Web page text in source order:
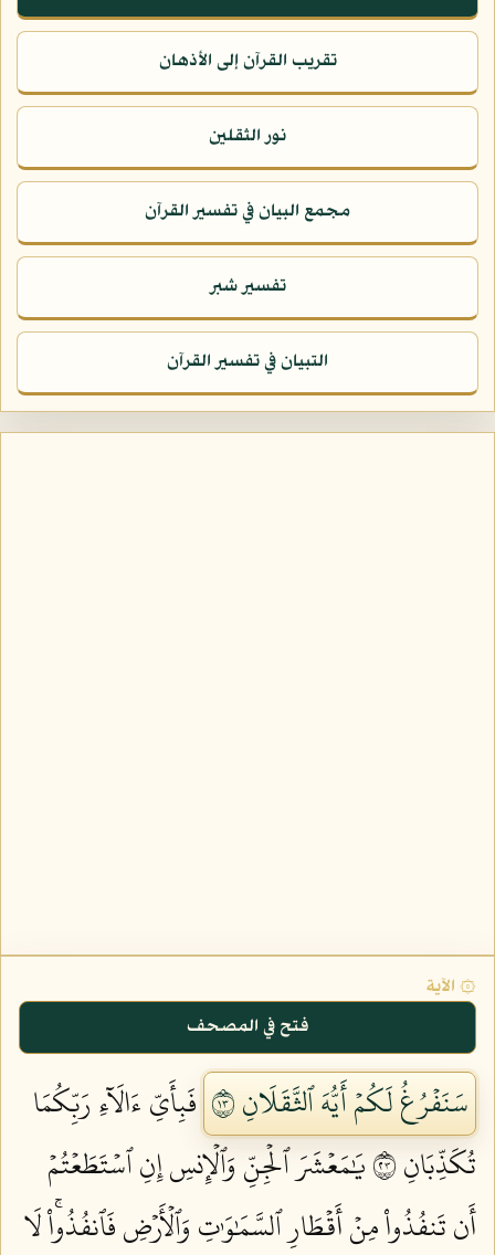
تقريب القرآن إلى الأذهان
نور الثقلين
مجمع البيان في تفسير القرآن
تفسير شبر
التبيان في تفسير القرآن
۞ الآية
فتح في المصحف
سَنَفۡرُغُ لَكُمۡ أَيُّهَ ٱلثَّقَلَانِ ٣١
فَبِأَيِّ ءَالَآءِ رَبِّكُمَا
تُكَذِّبَانِ ٣٢
يَٰمَعۡشَرَ ٱلۡجِنِّ وَٱلۡإِنسِ إِنِ ٱسۡتَطَعۡتُمۡ
أَن تَنفُذُواْ مِنۡ أَقۡطَارِ ٱلسَّمَٰوَٰتِ وَٱلۡأَرۡضِ فَٱنفُذُواْۚ لَا